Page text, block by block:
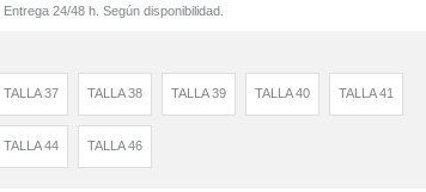
Entrega 24/48 h. Según disponibilidad.
TALLA 37 TALLA 38 TALLA 39 TALLA 40 TALLA 41
TALLA 44 TALLA 46